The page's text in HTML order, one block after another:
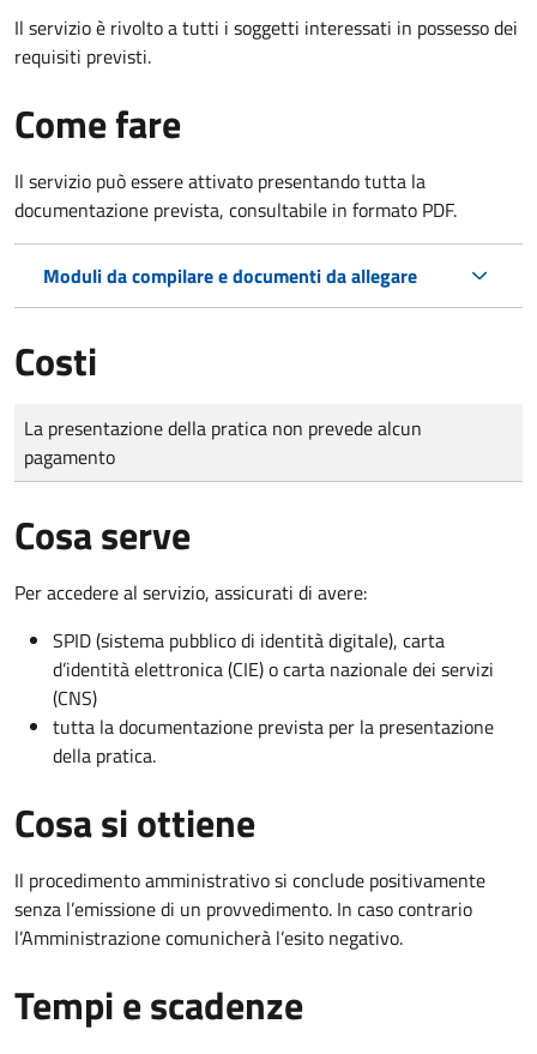
Il servizio è rivolto a tutti i soggetti interessati in possesso dei
requisiti previsti.
Come fare
Il servizio può essere attivato presentando tutta la
documentazione prevista, consultabile in formato PDF.
Moduli da compilare e documenti da allegare
Costi
Tipo di pagamento
Importo
La presentazione della pratica non prevede alcun
pagamento
Cosa serve
Per accedere al servizio, assicurati di avere:
SPID (sistema pubblico di identità digitale), carta
d’identità elettronica (CIE) o carta nazionale dei servizi
(CNS)
tutta la documentazione prevista per la presentazione
della pratica.
Cosa si ottiene
Il procedimento amministrativo si conclude positivamente
senza l’emissione di un provvedimento. In caso contrario
l’Amministrazione comunicherà l’esito negativo.
Tempi e scadenze